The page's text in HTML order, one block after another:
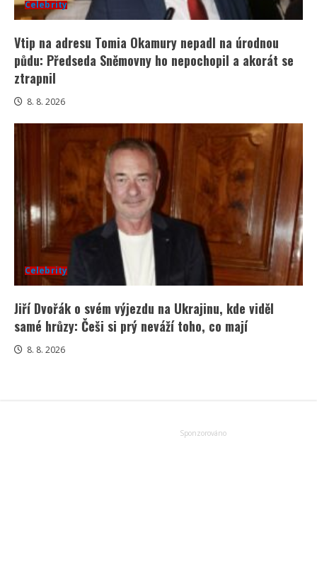
Celebrity
Vtip na adresu Tomia Okamury nepadl na úrodnou
půdu: Předseda Sněmovny ho nepochopil a akorát se
ztrapnil
8. 8. 2026
Celebrity
Jiří Dvořák o svém výjezdu na Ukrajinu, kde viděl
samé hrůzy: Češi si prý neváží toho, co mají
8. 8. 2026